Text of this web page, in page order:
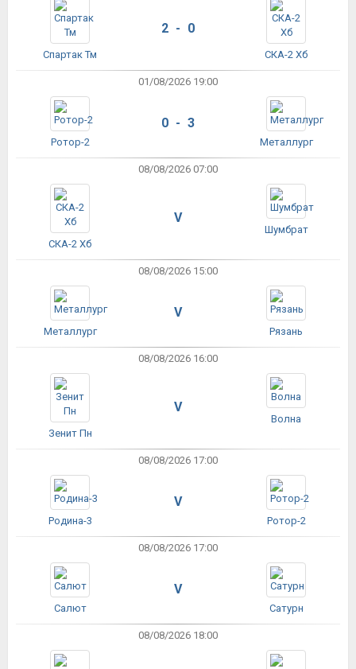
Спартак Тм
2 - 0
СКА-2 Хб
01/08/2026 19:00
Ротор-2
0 - 3
Металлург
08/08/2026 07:00
СКА-2 Хб
V
Шумбрат
08/08/2026 15:00
Металлург
V
Рязань
08/08/2026 16:00
Зенит Пн
V
Волна
08/08/2026 17:00
Родина-3
V
Ротор-2
08/08/2026 17:00
Салют
V
Сатурн
08/08/2026 18:00